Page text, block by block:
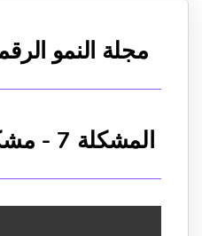
مجلة النمو الرقمي
المشكلة 7 - مشكلة رحلة العميل